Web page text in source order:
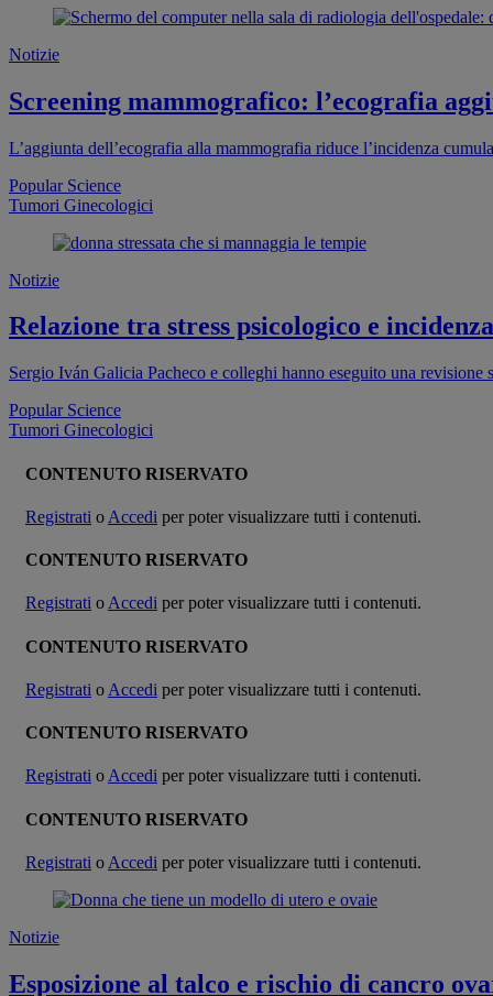
Notizie
Screening mammografico: l’ecografia
L’aggiunta dell’ecografia alla mammografia riduce l’incidenza
Popular Science
Tumori Ginecologici
Notizie
Relazione tra stress psicologico e
Sergio Iván Galicia Pacheco e colleghi hanno eseguito una
Popular Science
Tumori Ginecologici
CONTENUTO RISERVATO
Registrati o Accedi per poter visualizzare tutti i contenuti.
CONTENUTO RISERVATO
Registrati oAccedi per poter visualizzare tutti i contenuti.
CONTENUTO RISERVATO
Registrati o Accedi per poter visualizzare tutti i contenuti.
CONTENUTO RISERVATO
Registrati oAccedi per poter visualizzare tutti i contenuti.
CONTENUTO RISERVATO
Registrati o Accedi per poter visualizzare tutti i contenuti.
Notizie
Esposizione al talco e rischio di cancro